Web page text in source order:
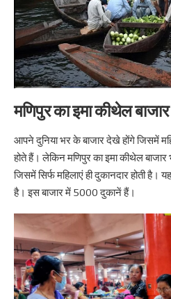
मणिपुर का इमा कीथेल बाजार
आपने दुनिया भर के बाजार देखे होंगे जिसमें
होते हैं। लेकिन मणिपुर का इमा कीथेल बाजार
जिसमें सिर्फ महिलाएं ही दुकानदार होती है।
है। इस बाजार में 5000 दुकानें हैं।